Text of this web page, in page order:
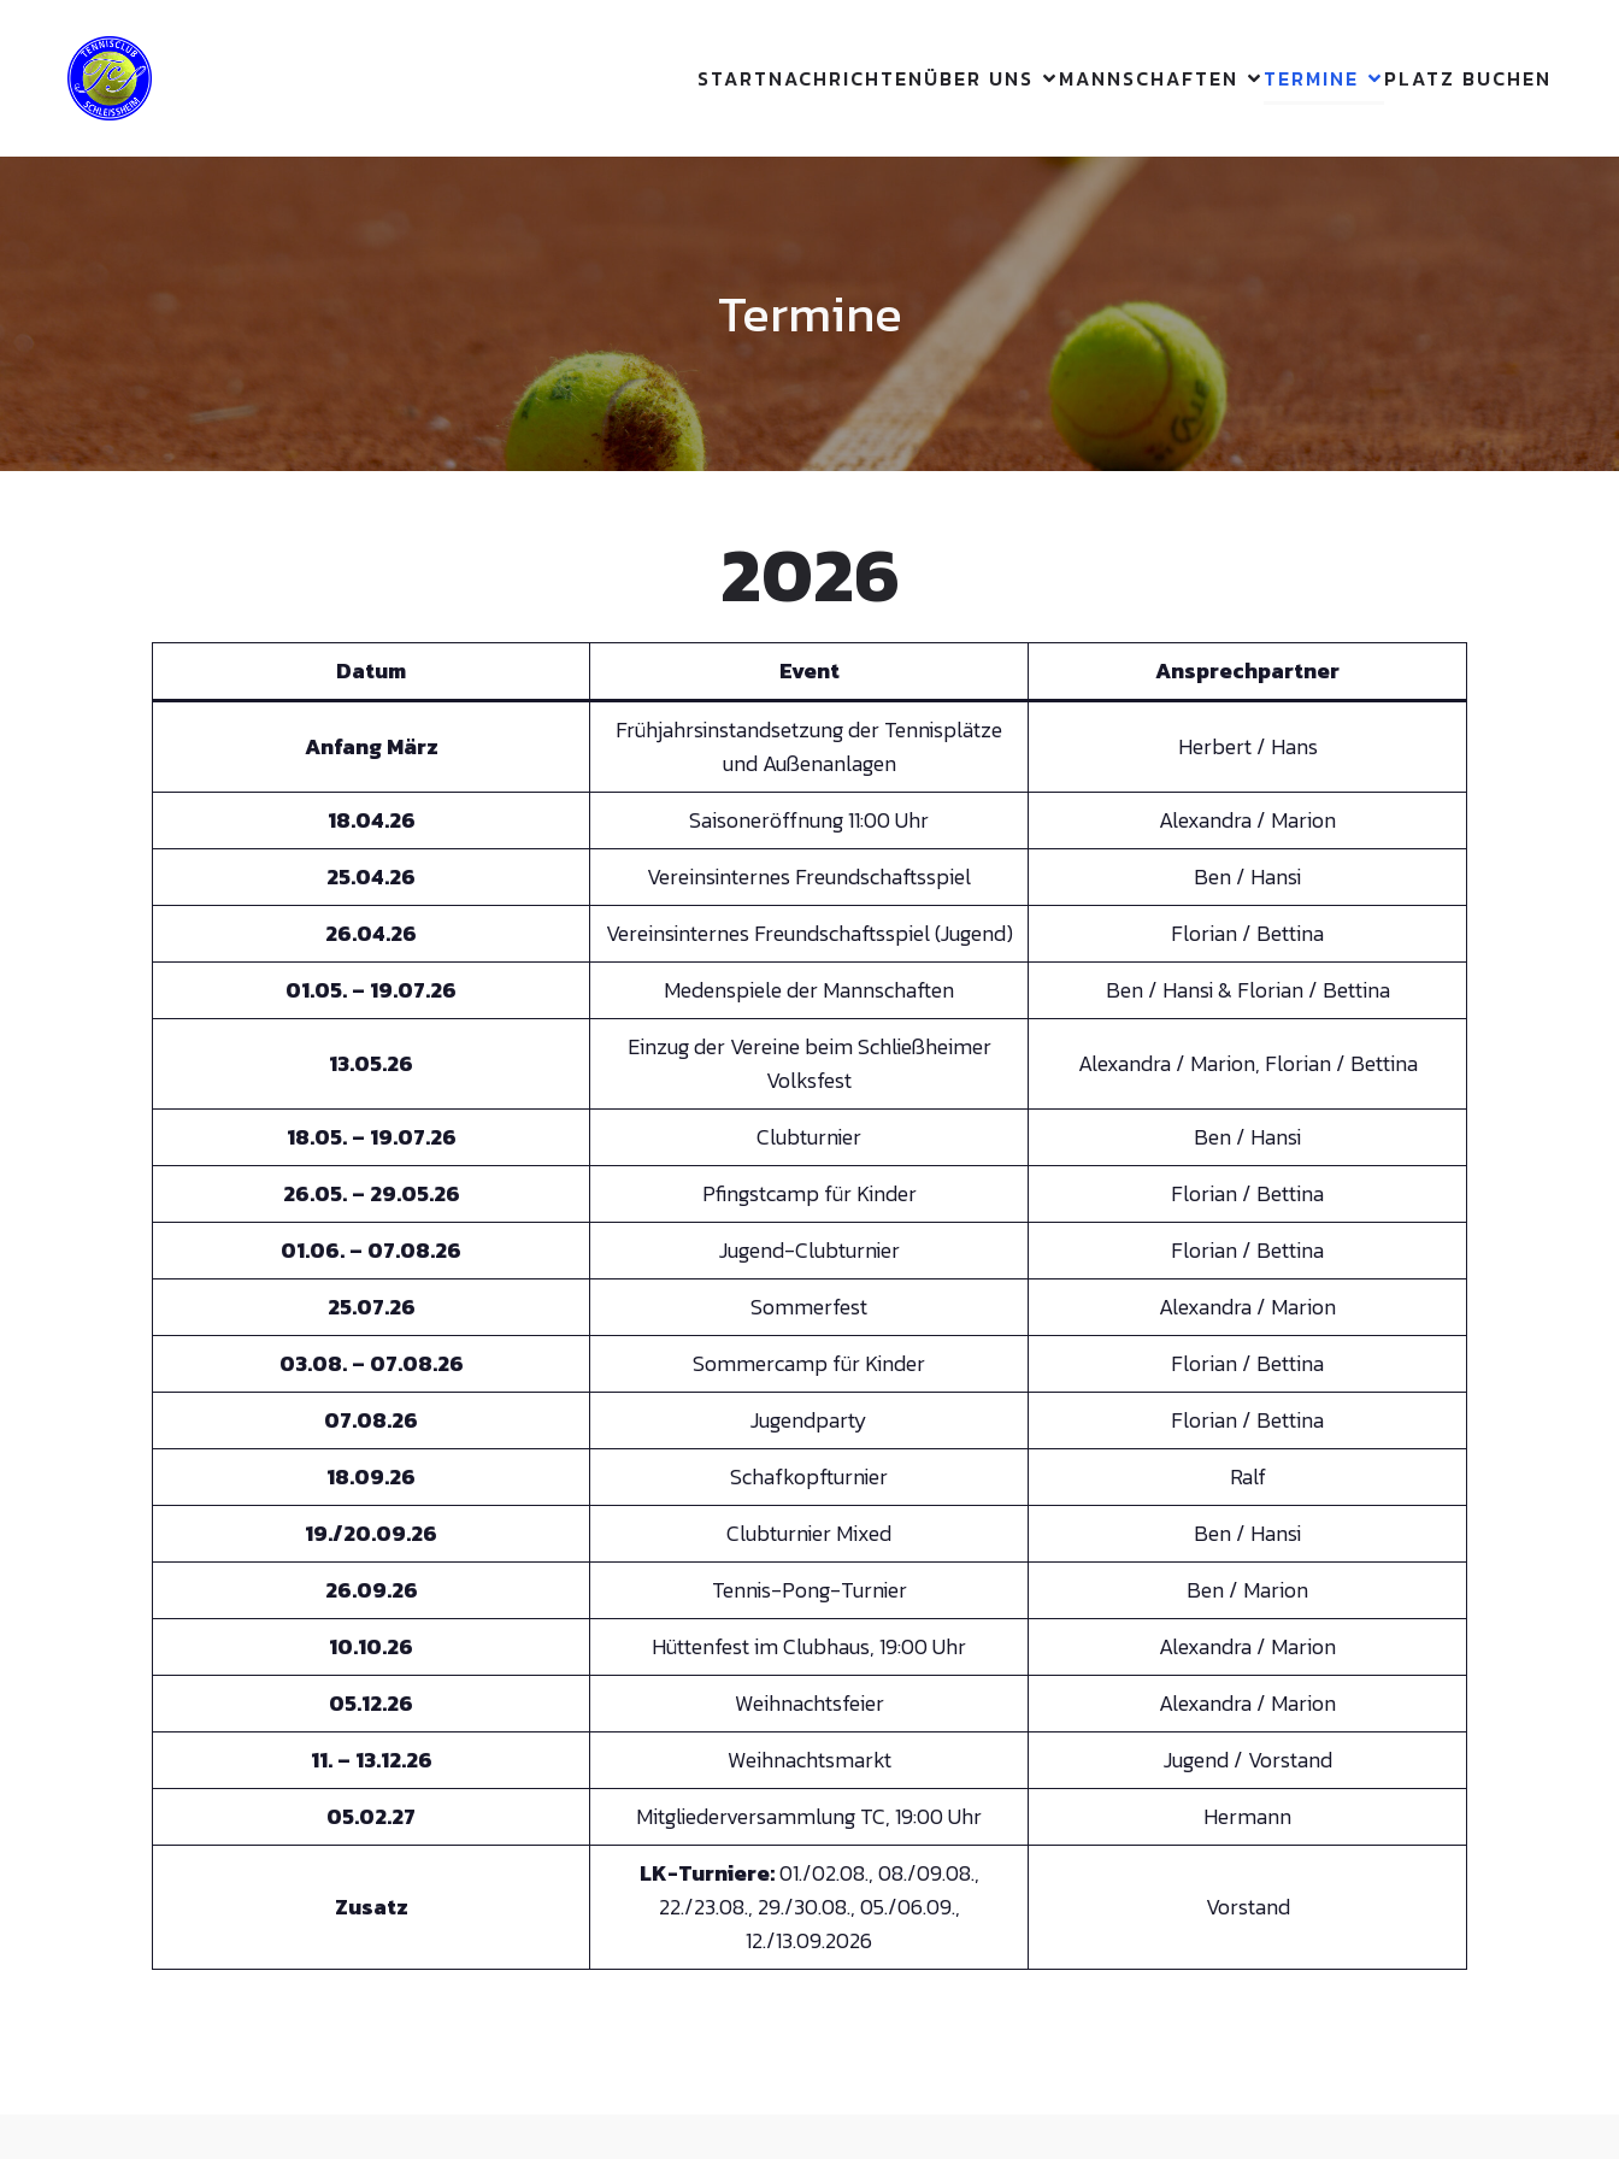
STARTNACHRICHTENÜBER UNS MANNSCHAFTEN TERMINE PLATZ BUCHEN
Termine
2026
Datum Event Ansprechpartner
Anfang März
Frühjahrsinstandsetzung der Tennisplätze
und Außenanlagen
Herbert / Hans
18.04.26 Saisoneröffnung 11:00 Uhr
Alexandra / Marion
25.04.26
Vereinsinternes Freundschaftsspiel
Ben / Hansi
26.04.26
Vereinsinternes Freundschaftsspiel (Jugend)
Florian / Bettina
01.05. – 19.07.26
Medenspiele der Mannschaften Ben / Hansi & Florian / Bettina
13.05.26
Einzug der Vereine beim Schließheimer
Volksfest
Alexandra / Marion, Florian / Bettina
18.05. – 19.07.26 Clubturnier
Ben / Hansi
26.05. – 29.05.26
Pfingstcamp für Kinder
Florian / Bettina
01.06. – 07.08.26
Jugend-Clubturnier
Florian / Bettina
25.07.26
Sommerfest
Alexandra / Marion
03.08. – 07.08.26
Sommercamp für Kinder
Florian / Bettina
07.08.26
Jugendparty
Florian / Bettina
18.09.26
Schafkopfturnier
Ralf
19./20.09.26
Clubturnier Mixed
Ben / Hansi
26.09.26
Tennis-Pong-Turnier
Ben / Marion
10.10.26
Hüttenfest im Clubhaus, 19:00 Uhr
Alexandra / Marion
05.12.26
Weihnachtsfeier
Alexandra / Marion
11. – 13.12.26
Weihnachtsmarkt
Jugend / Vorstand
05.02.27
Mitgliederversammlung TC, 19:00 Uhr Hermann
Zusatz
LK-Turniere:01./02.08., 08./09.08.,
22./23.08., 29./30.08., 05./06.09.,
12./13.09.2026
Vorstand